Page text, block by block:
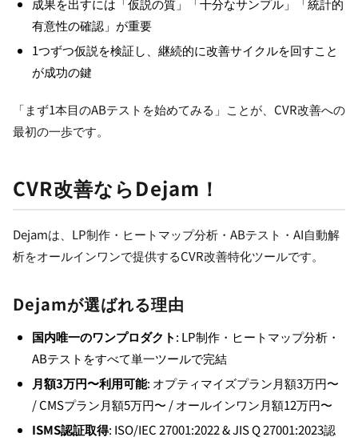
成果を出すには「仮説の質」「十分なサンプル」「統計的
有意性の確認」が重要
1つずつ仮説を検証し、継続的に改善サイクルを回すこと
が成功の鍵
「まず1本目のABテストを始めてみる」ことが、CVR改善への
最初の一歩です。
CVR改善ならDejam！
Dejamは、LP制作・ヒートマップ分析・ABテスト・AI自動解
析をオールインワンで提供するCVR改善特化ツールです。
Dejamが選ばれる理由
国内唯一のワンプロダクト: LP制作・ヒートマップ分析・
ABテストをすべて単一ツールで完結
月額3万円〜利用可能: オプティマイズプラン月額3万円〜
/ CMSプラン月額5万円〜 / オールインワン月額12万円〜
ISMS認証取得: ISO/IEC 27001:2022 & JIS Q 27001:2023認